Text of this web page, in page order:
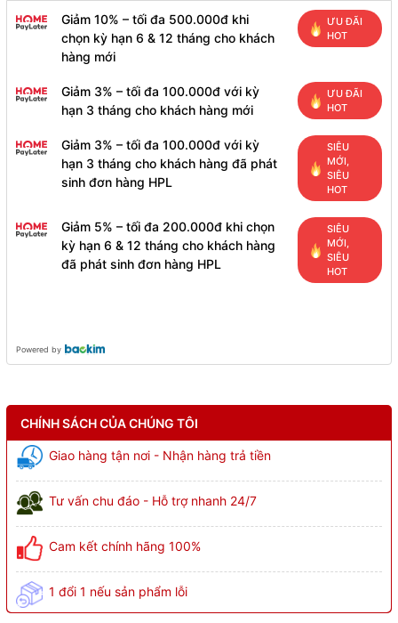
Giảm 10% – tối đa 500.000đ khi
chọn kỳ hạn 6 & 12 tháng cho khách
hàng mới
ƯU ĐÃI
HOT
Giảm 3% – tối đa 100.000đ với kỳ
hạn 3 tháng cho khách hàng mới
ƯU ĐÃI
HOT
Giảm 3% – tối đa 100.000đ với kỳ
hạn 3 tháng cho khách hàng đã phát
sinh đơn hàng HPL
SIÊU
MỚI,
SIÊU
HOT
Giảm 5% – tối đa 200.000đ khi chọn
kỳ hạn 6 & 12 tháng cho khách hàng
đã phát sinh đơn hàng HPL
SIÊU
MỚI,
SIÊU
HOT
Powered by
CHÍNH SÁCH CỦA CHÚNG TÔI
Giao hàng tận nơi - Nhận hàng trả tiền
Tư vấn chu đáo - Hỗ trợ nhanh 24/7
Cam kết chính hãng 100%
1 đổi 1 nếu sản phẩm lỗi